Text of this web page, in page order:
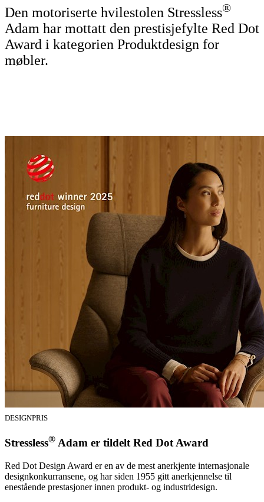
Den motoriserte hvilestolen Stressless®
Adam har mottatt den prestisjefylte Red Dot
Award i kategorien Produktdesign for
møbler.
DESIGNPRIS
Stressless® Adam er tildelt Red Dot Award
Red Dot Design Award er en av de mest anerkjente internasjonale
designkonkurransene, og har siden 1955 gitt anerkjennelse til
enestående prestasjoner innen produkt- og industridesign.